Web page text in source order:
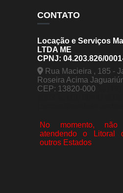
CONTATO
Locação e Serviços
LTDA ME
CPNJ: 04.203.826/
Rua Macieira , 185 -
Roseira Acima
CEP: 13820-000
No momento, não
atendendo o Litoral
outros Estados